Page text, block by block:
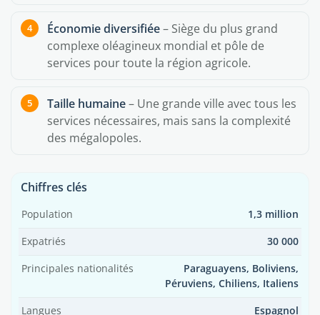
Économie diversifiée– Siège du plus grand
complexe oléagineux mondial et pôle de
services pour toute la région agricole.
Taille humaine– Une grande ville avec tous les
services nécessaires, mais sans la complexité
des mégalopoles.
Chiffres clés
Population 1,3 million
Expatriés 30 000
Principales nationalités
Paraguayens, Boliviens,
Péruviens, Chiliens, Italiens
Langues Espagnol